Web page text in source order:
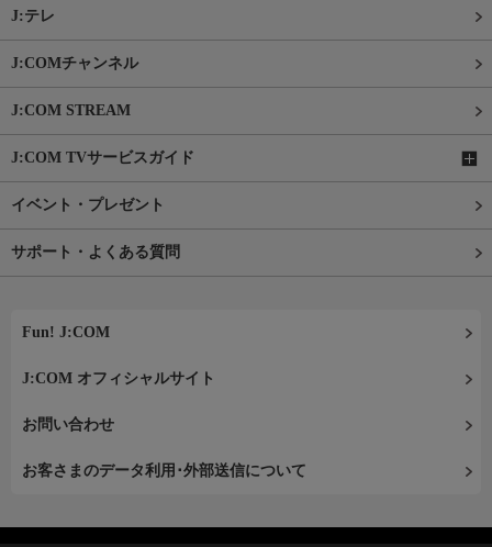
J:テレ
J:COMチャンネル
J:COM STREAM
J:COM TVサービスガイド
イベント・プレゼント
サポート・よくある質問
Fun! J:COM
J:COM オフィシャルサイト
お問い合わせ
お客さまのデータ利用･外部送信について